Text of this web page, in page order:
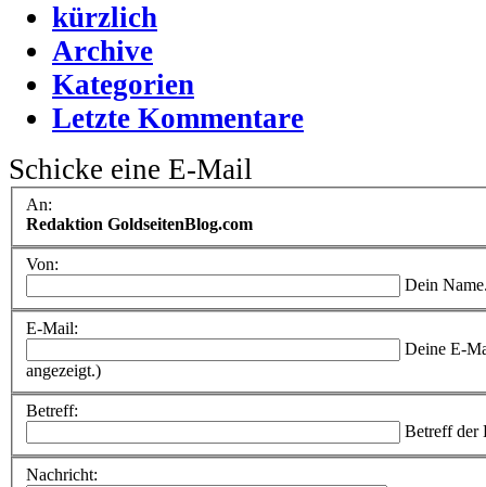
kürzlich
Archive
Kategorien
Letzte Kommentare
Schicke eine E-Mail
An:
Redaktion GoldseitenBlog.com
Von:
Dein
E-Mail:
Deine E-
angezeigt.)
Betreff:
Betreff der
Nachricht: